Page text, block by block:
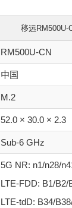
移远RM500U-
RM500U-CN
中国
M.2
52.0 × 30.0 × 2.3
Sub-6 GHz
5G NR: n1/n28/
LTE-FDD: B1/B2/
LTE-tdD: B34/